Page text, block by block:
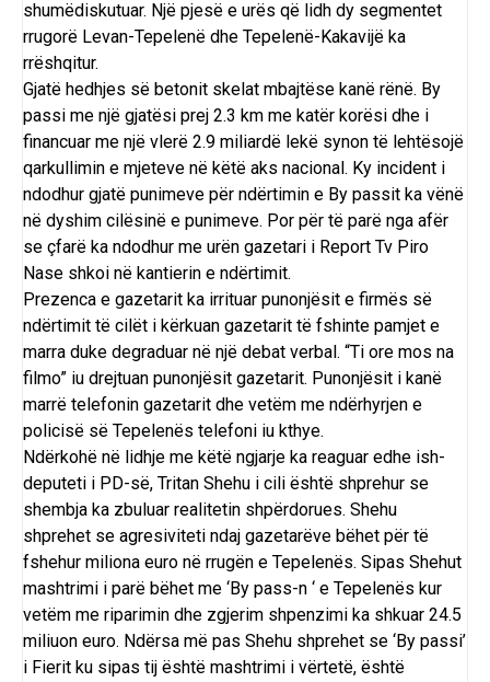
shumëdiskutuar. Një pjesë e urës që lidh dy segmentet
rrugorë Levan-Tepelenë dhe Tepelenë-Kakavijë ka
rrëshqitur.
Gjatë hedhjes së betonit skelat mbajtëse kanë rënë. By
passi me një gjatësi prej 2.3 km me katër korësi dhe i
financuar me një vlerë 2.9 miliardë lekë synon të lehtësojë
qarkullimin e mjeteve në këtë aks nacional. Ky incident i
ndodhur gjatë punimeve për ndërtimin e By passit ka vënë
në dyshim cilësinë e punimeve. Por për të parë nga afër
se çfarë ka ndodhur me urën gazetari i Report Tv Piro
Nase shkoi në kantierin e ndërtimit.
Prezenca e gazetarit ka irrituar punonjësit e firmës së
ndërtimit të cilët i kërkuan gazetarit të fshinte pamjet e
marra duke degraduar në një debat verbal. “Ti ore mos na
filmo” iu drejtuan punonjësit gazetarit. Punonjësit i kanë
marrë telefonin gazetarit dhe vetëm me ndërhyrjen e
policisë së Tepelenës telefoni iu kthye.
Ndërkohë në lidhje me këtë ngjarje ka reaguar edhe ish-
deputeti i PD-së, Tritan Shehu i cili është shprehur se
shembja ka zbuluar realitetin shpërdorues. Shehu
shprehet se agresiviteti ndaj gazetarëve bëhet për të
fshehur miliona euro në rrugën e Tepelenës. Sipas Shehut
mashtrimi i parë bëhet me ‘By pass-n ‘ e Tepelenës kur
vetëm me riparimin dhe zgjerim shpenzimi ka shkuar 24.5
miliuon euro. Ndërsa më pas Shehu shprehet se ‘By passi’
i Fierit ku sipas tij është mashtrimi i vërtetë, është